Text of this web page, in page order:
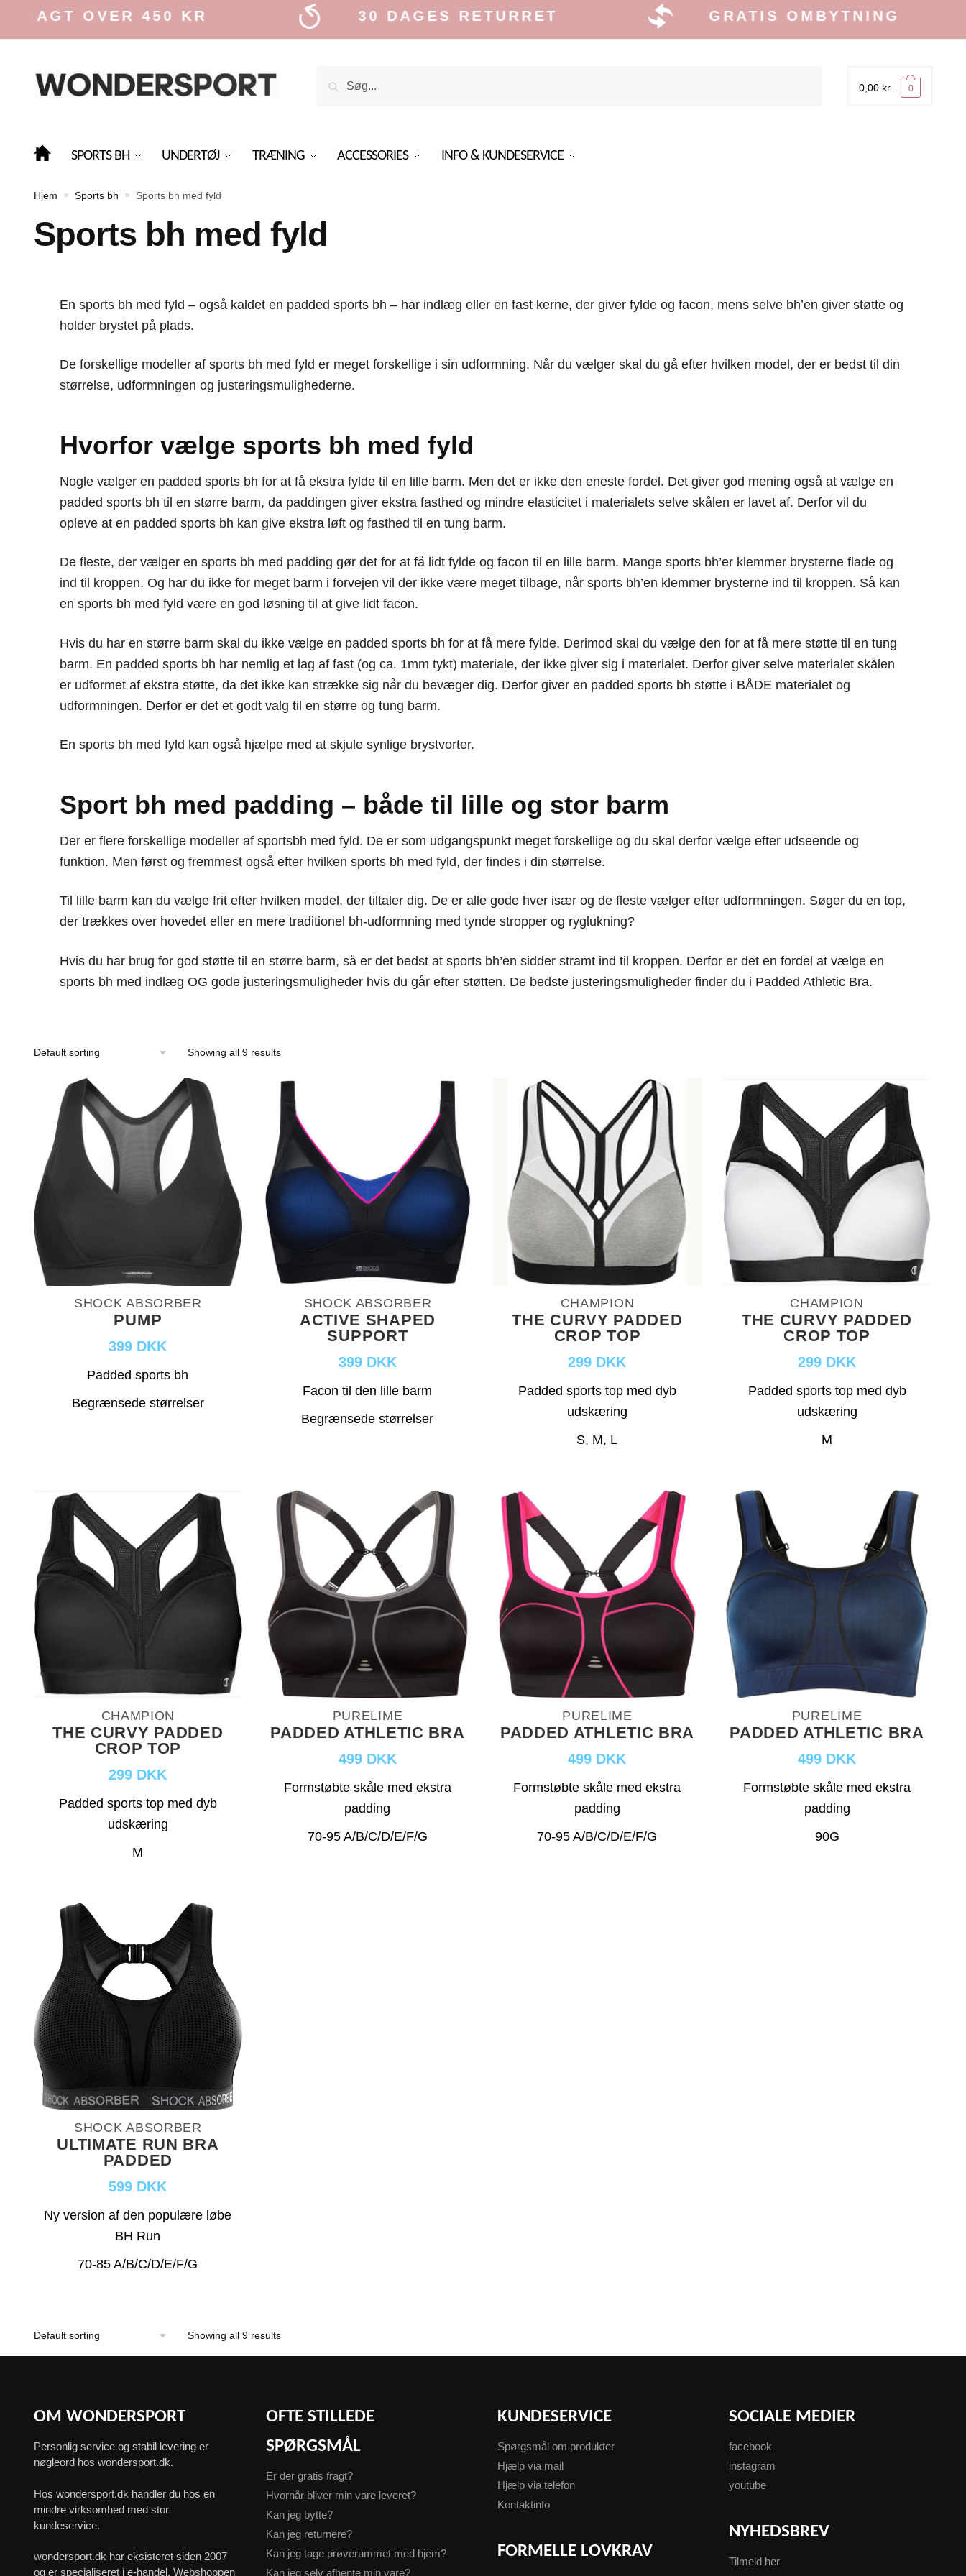
OVER 450 KR 30 DAGES RETURRET GRATIS OMBYTNING
0,00 kr. 0
SPORTS BH UNDERTØJ TRÆNING ACCESSORIES INFO & KUNDESERVICE
Hjem » Sports bh » Sports bh med fyld
Sports bh med fyld
En sports bh med fyld – også kaldet en padded sports bh – har indlæg eller en fast kerne, der giver fylde og facon, mens selve bh’en giver støtte og
holder brystet på plads.
De forskellige modeller af sports bh med fyld er meget forskellige i sin udformning. Når du vælger skal du gå efter hvilken model, der er bedst til din
størrelse, udformningen og justeringsmulighederne.
Hvorfor vælge sports bh med fyld
Nogle vælger en padded sports bh for at få ekstra fylde til en lille barm. Men det er ikke den eneste fordel. Det giver god mening også at vælge en
padded sports bh til en større barm, da paddingen giver ekstra fasthed og mindre elasticitet i materialets selve skålen er lavet af. Derfor vil du
opleve at en padded sports bh kan give ekstra løft og fasthed til en tung barm.
De fleste, der vælger en sports bh med padding gør det for at få lidt fylde og facon til en lille barm. Mange sports bh’er klemmer brysterne flade og
ind til kroppen. Og har du ikke for meget barm i forvejen vil der ikke være meget tilbage, når sports bh’en klemmer brysterne ind til kroppen. Så kan
en sports bh med fyld være en god løsning til at give lidt facon.
Hvis du har en større barm skal du ikke vælge en padded sports bh for at få mere fylde. Derimod skal du vælge den for at få mere støtte til en tung
barm. En padded sports bh har nemlig et lag af fast (og ca. 1mm tykt) materiale, der ikke giver sig i materialet. Derfor giver selve materialet skålen
er udformet af ekstra støtte, da det ikke kan strække sig når du bevæger dig. Derfor giver en padded sports bh støtte i BÅDE materialet og
udformningen. Derfor er det et godt valg til en større og tung barm.
En sports bh med fyld kan også hjælpe med at skjule synlige brystvorter.
Sport bh med padding – både til lille og stor barm
Der er flere forskellige modeller af sportsbh med fyld. De er som udgangspunkt meget forskellige og du skal derfor vælge efter udseende og
funktion. Men først og fremmest også efter hvilken sports bh med fyld, der findes i din størrelse.
Til lille barm kan du vælge frit efter hvilken model, der tiltaler dig. De er alle gode hver især og de fleste vælger efter udformningen. Søger du en top,
der trækkes over hovedet eller en mere traditionel bh-udformning med tynde stropper og ryglukning?
Hvis du har brug for god støtte til en større barm, så er det bedst at sports bh’en sidder stramt ind til kroppen. Derfor er det en fordel at vælge en
sports bh med indlæg OG gode justeringsmuligheder hvis du går efter støtten. De bedste justeringsmuligheder finder du i Padded Athletic Bra.
Showing all 9 results
SHOCK ABSORBER
PUMP
399 DKK
Padded sports bh
Begrænsede størrelser
SHOCK ABSORBER
ACTIVE SHAPED
SUPPORT
399 DKK
Facon til den lille barm
Begrænsede størrelser
CHAMPION
THE CURVY PADDED
CROP TOP
299 DKK
Padded sports top med dyb
udskæring
S, M, L
CHAMPION
THE CURVY PADDED
CROP TOP
299 DKK
Padded sports top med dyb
udskæring
M
CHAMPION
THE CURVY PADDED
CROP TOP
299 DKK
Padded sports top med dyb
udskæring
M
PURELIME
PADDED ATHLETIC BRA
499 DKK
Formstøbte skåle med ekstra
padding
70-95 A/B/C/D/E/F/G
PURELIME
PADDED ATHLETIC BRA
499 DKK
Formstøbte skåle med ekstra
padding
70-95 A/B/C/D/E/F/G
PURELIME
PADDED ATHLETIC BRA
499 DKK
Formstøbte skåle med ekstra
padding
90G
SHOCK ABSORBER
ULTIMATE RUN BRA
PADDED
599 DKK
Ny version af den populære løbe
BH Run
70-85 A/B/C/D/E/F/G
Showing all 9 results
OM WONDERSPORT
Personlig service og stabil levering er
nøgleord hos wondersport.dk.
Hos wondersport.dk handler du hos en
mindre virksomhed med stor
kundeservice.
wondersport.dk har eksisteret siden 2007
og er specialiseret i e-handel. Webshoppen
OFTE STILLEDE
SPØRGSMÅL
Er der gratis fragt?
Hvornår bliver min vare leveret?
Kan jeg bytte?
Kan jeg returnere?
Kan jeg tage prøverummet med hjem?
Kan jeg selv afhente min vare?
KUNDESERVICE
Spørgsmål om produkter
Hjælp via mail
Hjælp via telefon
Kontaktinfo
FORMELLE LOVKRAV
SOCIALE MEDIER
facebook
instagram
youtube
NYHEDSBREV
Tilmeld her